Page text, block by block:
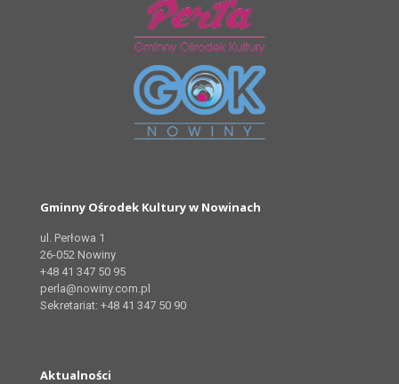
Gminny Ośrodek Kultury w Nowinach
ul. Perłowa 1
26-052 Nowiny
+48 41 347 50 95
perla@nowiny.com.pl
Sekretariat: +48 41 347 50 90
Aktualności